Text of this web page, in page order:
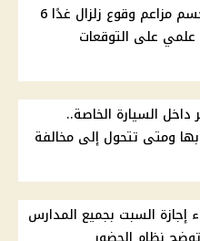
البحوث الفلكية تحسم مزاعم وقوع زلزال غدًا 6
على التوقعات
السيارة الخاصة..
ومتى تتحول إلى مخالفة
إجازة السبت بجميع المدارس